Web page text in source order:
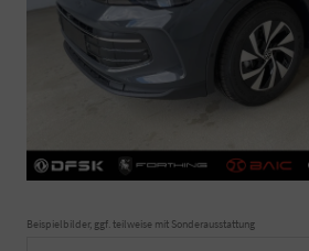
Beispielbilder, ggf. teilweise mit Sonderausstattung